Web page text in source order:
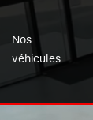
Nos
véhicules